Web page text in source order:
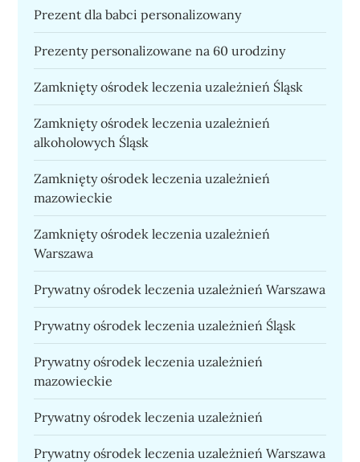
Prezent dla babci personalizowany
Prezenty personalizowane na 60 urodziny
Zamknięty ośrodek leczenia uzależnień Śląsk
Zamknięty ośrodek leczenia uzależnień
alkoholowych Śląsk
Zamknięty ośrodek leczenia uzależnień
mazowieckie
Zamknięty ośrodek leczenia uzależnień
Warszawa
Prywatny ośrodek leczenia uzależnień Warszawa
Prywatny ośrodek leczenia uzależnień Śląsk
Prywatny ośrodek leczenia uzależnień
mazowieckie
Prywatny ośrodek leczenia uzależnień
Prywatny ośrodek leczenia uzależnień Warszawa